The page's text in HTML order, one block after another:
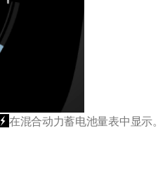
在混合动力蓄电池量表中显示